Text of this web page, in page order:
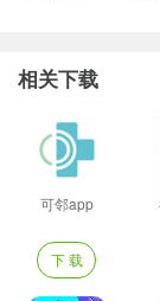
相关下载
可邻app
下 载